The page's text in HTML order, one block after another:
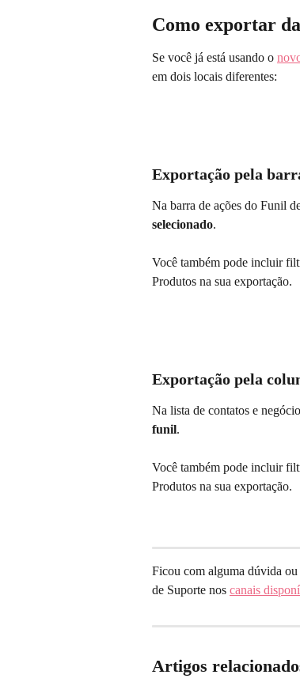
Como exportar
Se você já está usando o
em dois locais diferentes:
Exportação pela
Na barra de ações do Funil
selecionado.
Você também pode incluir
Produtos na sua exportação.
Exportação pela
Na lista de contatos e
funil.
Você também pode incluir
Produtos na sua exportação.
Ficou com alguma dúvida ou
de Suporte nos canais
Artigos